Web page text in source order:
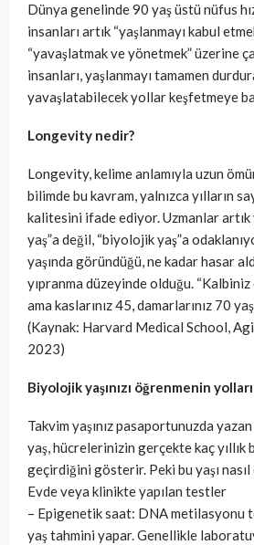
Dünya genelinde 90 yaş üstü nüfus
insanları artık “yaşlanmayı kabul
“yavaşlatmak ve yönetmek” üzerine
insanları, yaşlanmayı tamamen
yavaşlatabilecek yollar keşfetmeye
Longevity nedir?
Longevity, kelime anlamıyla uzun
bilimde bu kavram, yalnızca yılların
kalitesini ifade ediyor. Uzmanlar artık
yaş”a değil, “biyolojik yaş”a
yaşında göründüğü, ne kadar hasar
yıpranma düzeyinde olduğu.
ama kaslarınız 45, damarlarınız 70
(Kaynak: Harvard Medical School,
2023)
Biyolojik yaşınızı öğrenmenin yolları
Takvim yaşınız pasaportunuzda
yaş, hücrelerinizin gerçekte kaç yıllık
geçirdiğini gösterir. Peki bu yaşı
Evde veya klinikte yapılan testler
– Epigenetik saat: DNA metilasyonu
yaş tahmini yapar. Genellikle